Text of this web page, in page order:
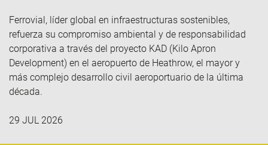
Ferrovial, líder global en infraestructuras sostenibles,
refuerza su compromiso ambiental y de responsabilidad
corporativa a través del proyecto KAD (Kilo Apron
Development) en el aeropuerto de Heathrow, el mayor y
más complejo desarrollo civil aeroportuario de la última
década.
29 JUL 2026